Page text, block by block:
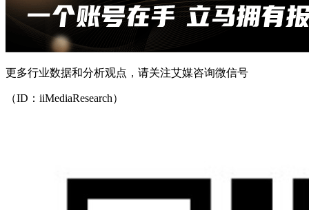
更多行业数据和分析观点，请关注艾媒咨询微信号
（ID：iiMediaResearch）